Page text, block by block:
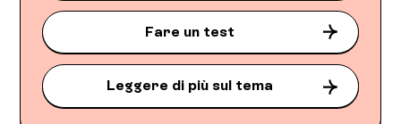
Fare un test
Leggere di più sul tema